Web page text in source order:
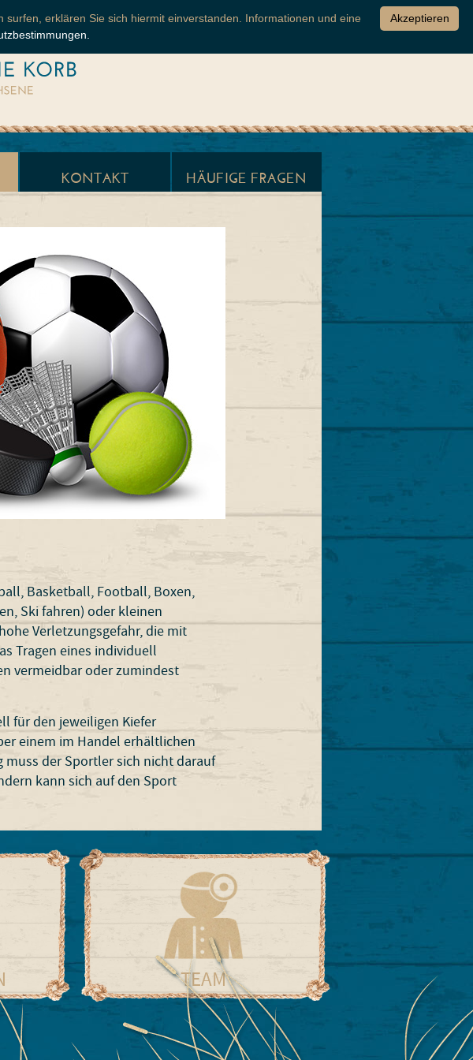
KONTAKT HÄUFIGE FRAGEN
Basketball, Football, Boxen,
Ski fahren) oder kleinen
Verletzungsgefahr, die mit
Tragen eines individuell
vermeidbar oder zumindest
für den jeweiligen Kiefer
einem im Handel erhältlichen
muss der Sportler sich nicht darauf
kann sich auf den Sport
TEAM
Akzeptieren
erklären Sie sich hiermit einverstanden. Informationen und eine